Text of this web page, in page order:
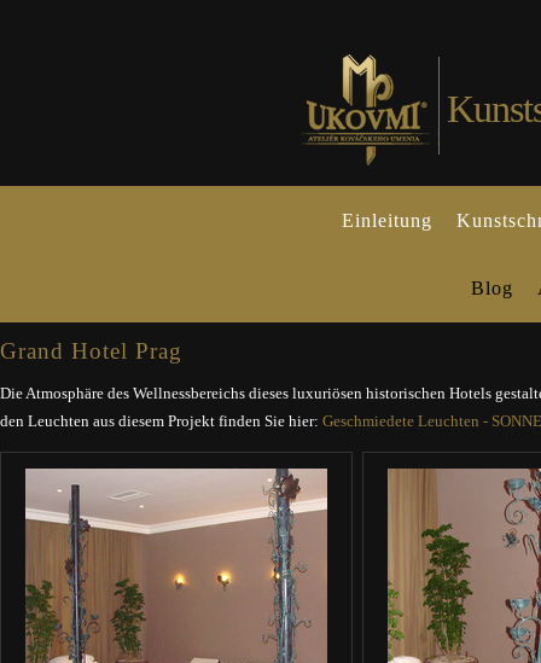
Einleitung
Blog
Grand Hotel Prag
Die Atmosphäre des Wellnessbereichs dieses luxuriösen historischen Hotels
den Leuchten aus diesem Projekt finden Sie hier: Geschmiedete Leuchten -